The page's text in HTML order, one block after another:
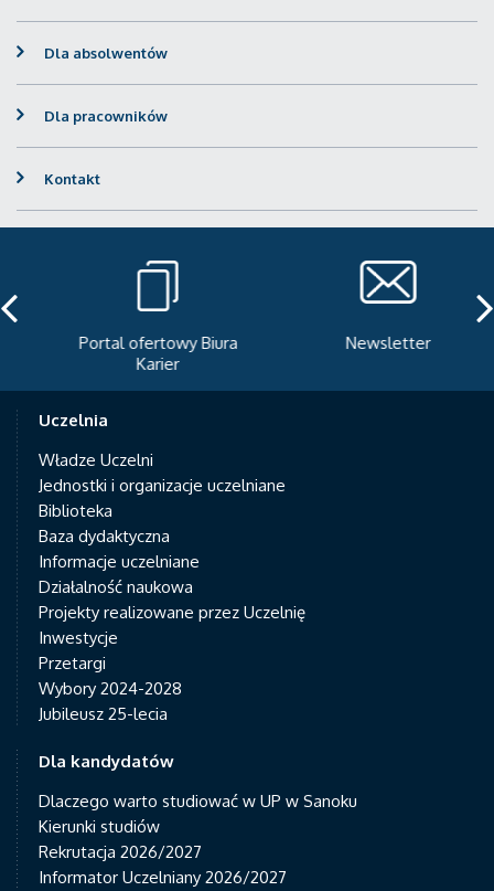
Dla absolwentów
Dla pracowników
Kontakt
Portal ofertowy Biura
Karier
Newsletter
Uczelnia
Władze Uczelni
Jednostki i organizacje uczelniane
Biblioteka
Baza dydaktyczna
Informacje uczelniane
Działalność naukowa
Projekty realizowane przez Uczelnię
Inwestycje
Przetargi
Wybory 2024-2028
Jubileusz 25-lecia
Dla kandydatów
Dlaczego warto studiować w UP w Sanoku
Kierunki studiów
Rekrutacja 2026/2027
Informator Uczelniany 2026/2027